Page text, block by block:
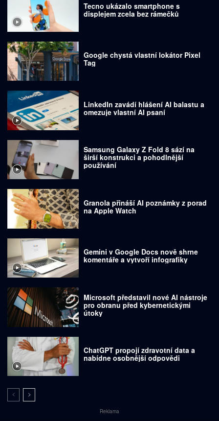
Tecno ukázalo smartphone s
displejem zcela bez rámečků
Google chystá vlastní lokátor Pixel
Tag
LinkedIn zavádí hlášení AI balastu a
omezuje vlastní AI psaní
Samsung Galaxy Z Fold 8 sází na
širší konstrukci a pohodlnější
používání
Granola přináší AI poznámky z porad
na Apple Watch
Gemini v Google Docs nově shrne
komentáře a vytvoří infografiky
Microsoft představil nové AI nástroje
pro obranu před kybernetickými
útoky
ChatGPT propojí zdravotní data a
nabídne osobnější odpovědi
Reklama